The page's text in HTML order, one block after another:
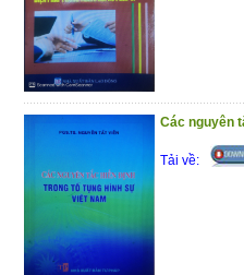
Phần I : Hỏi –
phần trả lời
chương trong Luật
Phần II : Một số
y tế
Trân trọng giới
(10/12/2020)
Các nguyên
Tải về: